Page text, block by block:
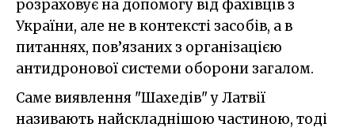
розраховує на допомогу від фахівців з
України, але не в контексті засобів, а в
питаннях, пов’язаних з організацією
антидронової системи оборони загалом.
Саме виявлення "Шахедів" у Латвії
називають найскладнішою частиною, тоді